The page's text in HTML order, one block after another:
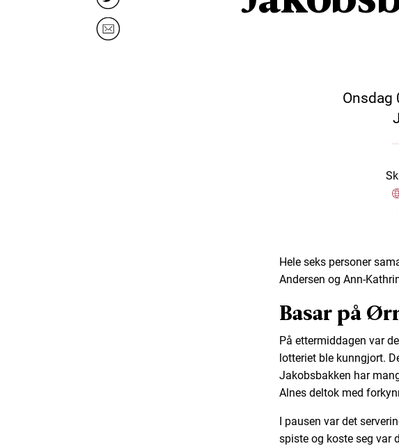
Onsdag
Hele seks personer
Andersen og Ann-
Basar på
På ettermiddagen var
lotteriet ble kunngjort.
Jakobsbakken har
Alnes deltok med
I pausen var det
spiste og koste seg var